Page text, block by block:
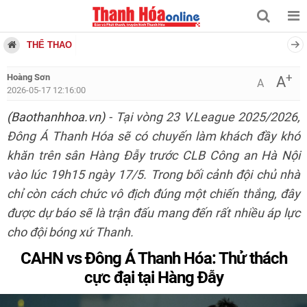
THỂ THAO
Hoàng Sơn
2026-05-17 12:16:00
A A+
(Baothanhhoa.vn)- Tại vòng 23 V.League 2025/2026,
Đông Á Thanh Hóa sẽ có chuyến làm khách đầy khó
khăn trên sân Hàng Đẫy trước CLB Công an Hà Nội
vào lúc 19h15 ngày 17/5. Trong bối cảnh đội chủ nhà
chỉ còn cách chức vô địch đúng một chiến thắng, đây
được dự báo sẽ là trận đấu mang đến rất nhiều áp lực
cho đội bóng xứ Thanh.
CAHN vs Đông Á Thanh Hóa: Thử thách
cực đại tại Hàng Đẫy